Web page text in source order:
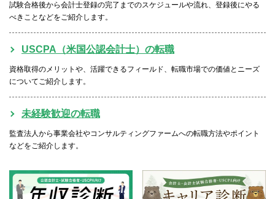
試験合格後から会計士登録の完了までのスケジュールや流れ、登録後にやる
べきことなどをご紹介します。
USCPA（米国公認会計士）の転職
資格取得のメリットや、活躍できるフィールド、転職市場での価値とニーズ
についてご紹介します。
未経験歓迎の転職
監査法人から事業会社やコンサルティングファームへの転職方法やポイント
などをご紹介します。